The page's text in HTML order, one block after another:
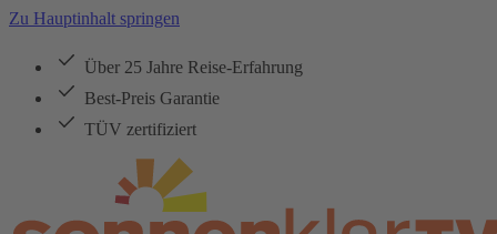
Zu Hauptinhalt springen
Über 25 Jahre Reise-Erfahrung
Best-Preis Garantie
TÜV zertifiziert